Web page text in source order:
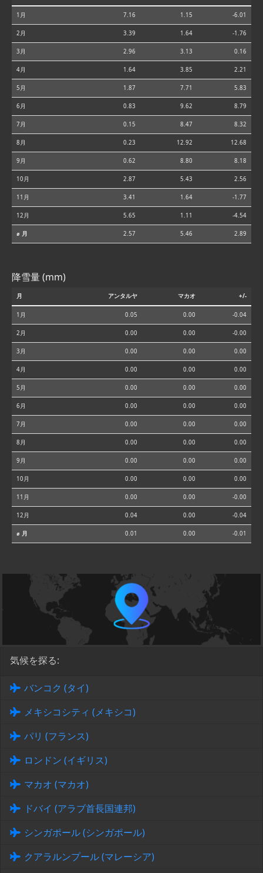
1月 7.16 1.15 -6.01
2月 3.39 1.64 -1.76
3月 2.96 3.13 0.16
4月 1.64 3.85 2.21
5月 1.87 7.71 5.83
6月 0.83 9.62 8.79
7月 0.15 8.47 8.32
8月 0.23 12.92 12.68
9月 0.62 8.80 8.18
10月 2.87 5.43 2.56
11月 3.41 1.64 -1.77
12月 5.65 1.11 -4.54
⌀ 月 2.57 5.46 2.89
降雪量 (mm)
月 アンタルヤ マカオ +/-
1月 0.05 0.00 -0.04
2月 0.00 0.00 -0.00
3月 0.00 0.00 0.00
4月 0.00 0.00 0.00
5月 0.00 0.00 0.00
6月 0.00 0.00 0.00
7月 0.00 0.00 0.00
8月 0.00 0.00 0.00
9月 0.00 0.00 0.00
10月 0.00 0.00 0.00
11月 0.00 0.00 -0.00
12月 0.04 0.00 -0.04
⌀ 月 0.01 0.00 -0.01
気候を探る:
バンコク (タイ)
メキシコシティ (メキシコ)
パリ (フランス)
ロンドン (イギリス)
マカオ (マカオ)
ドバイ (アラブ首長国連邦)
シンガポール (シンガポール)
クアラルンプール (マレーシア)